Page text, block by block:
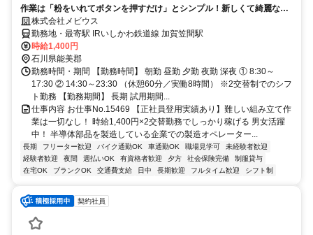
作業は「粉をいれてボタンを押すだけ」とシンプル！新しくて綺麗な工
場でモチベーションもUP
株式会社メビウス
勤務地・最寄駅 IRいしかわ鉄道線 加賀笠間駅
時給1,400円
石川県能美郡
勤務時間・期間 【勤務時間】 朝勤 昼勤 夕勤 夜勤 深夜 ① 8:30～
17:30 ② 14:30～23:30 （休憩60分／実働8時間） ※2交替制でのシフ
ト勤務 【勤務期間】 長期 試用期間...
仕事内容 お仕事No.15469 【正社員登用実績あり】難しい組み立て作
業は一切なし！ 時給1,400円×2交替勤務でしっかり稼げる 男女活躍
中！ 半導体部品を製造している企業での製造オペレーター...
長期 フリーター歓迎 バイク通勤OK 車通勤OK 職場見学可
未経験者歓迎
経験者歓迎
夜間 週払いOK 有資格者歓迎 夕方 社会保険完備
制服貸与
在宅OK
ブランクOK 交通費支給 日中 長期歓迎 フルタイム歓迎 シフト制
契約社員